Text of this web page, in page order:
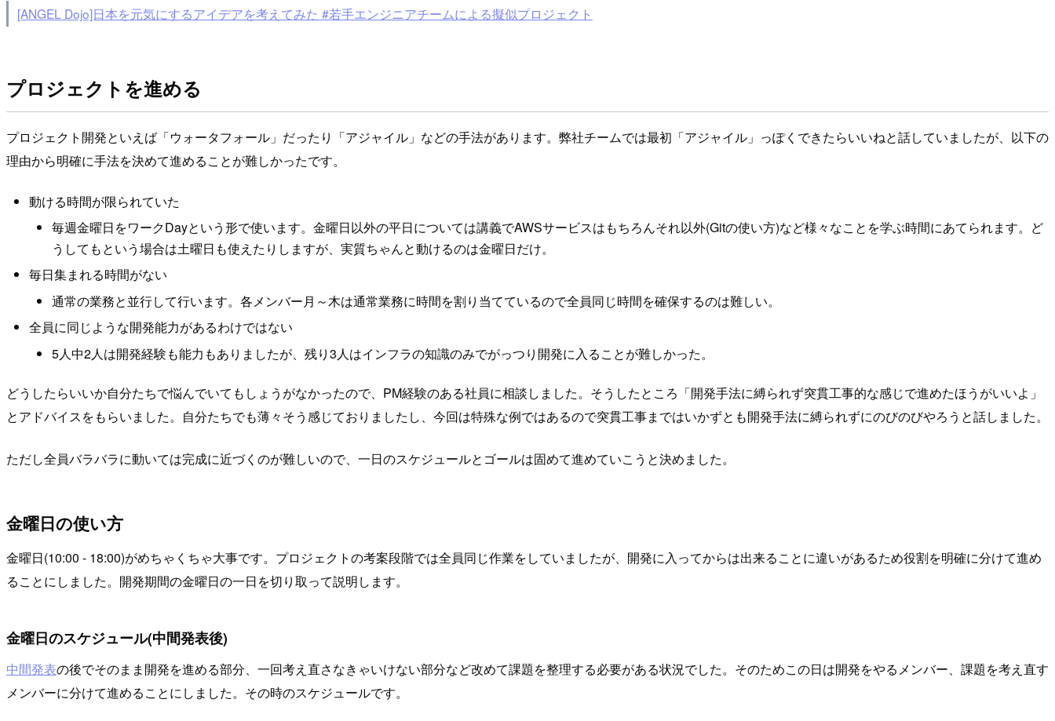
[ANGEL Dojo]日本を元気にするアイデアを考えてみた #若手エンジニアチームによる擬似プロジェクト
プロジェクトを進める
プロジェクト開発といえば「ウォータフォール」だったり「アジャイル」などの手法があります。弊社チームでは最初「アジャイル」っぽくできたらいいねと話していましたが、以下の
理由から明確に手法を決めて進めることが難しかったです。
動ける時間が限られていた
毎週金曜日をワークDayという形で使います。金曜日以外の平日については講義でAWSサービスはもちろんそれ以外(Gitの使い方)など様々なことを学ぶ時間にあてられます。ど
うしてもという場合は土曜日も使えたりしますが、実質ちゃんと動けるのは金曜日だけ。
毎日集まれる時間がない
通常の業務と並行して行います。各メンバー月～木は通常業務に時間を割り当てているので全員同じ時間を確保するのは難しい。
全員に同じような開発能力があるわけではない
5人中2人は開発経験も能力もありましたが、残り3人はインフラの知識のみでがっつり開発に入ることが難しかった。
どうしたらいいか自分たちで悩んでいてもしょうがなかったので、PM経験のある社員に相談しました。そうしたところ「開発手法に縛られず突貫工事的な感じで進めたほうがいいよ」
とアドバイスをもらいました。自分たちでも薄々そう感じておりましたし、今回は特殊な例ではあるので突貫工事まではいかずとも開発手法に縛られずにのびのびやろうと話しました。
ただし全員バラバラに動いては完成に近づくのが難しいので、一日のスケジュールとゴールは固めて進めていこうと決めました。
金曜日の使い方
金曜日(10:00 - 18:00)がめちゃくちゃ大事です。プロジェクトの考案段階では全員同じ作業をしていましたが、開発に入ってからは出来ることに違いがあるため役割を明確に分けて進め
ることにしました。開発期間の金曜日の一日を切り取って説明します。
金曜日のスケジュール(中間発表後)
中間発表の後でそのまま開発を進める部分、一回考え直さなきゃいけない部分など改めて課題を整理する必要がある状況でした。そのためこの日は開発をやるメンバー、課題を考え直す
メンバーに分けて進めることにしました。その時のスケジュールです。